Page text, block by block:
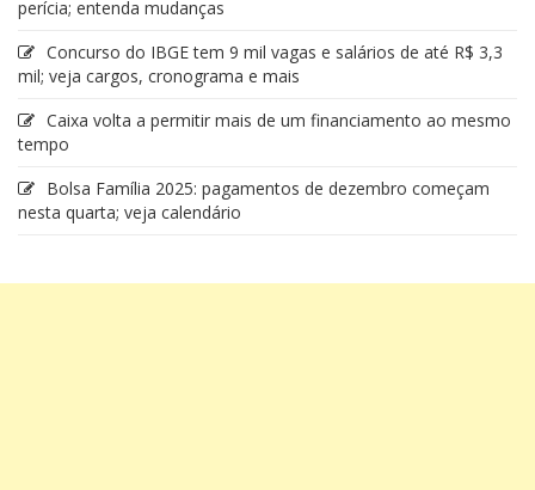
perícia; entenda mudanças
Concurso do IBGE tem 9 mil vagas e salários de até R$ 3,3
mil; veja cargos, cronograma e mais
Caixa volta a permitir mais de um financiamento ao mesmo
tempo
Bolsa Família 2025: pagamentos de dezembro começam
nesta quarta; veja calendário